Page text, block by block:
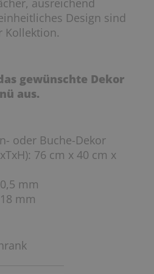
ausreichend
Design sind
Kollektion.
gewünschte Dekor
aus.
oder Buche-Dekor
76 cm x 40 cm x
mm
mm